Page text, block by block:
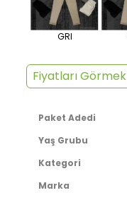
GRI
Fiyatları Görmek
Paket Adedi
Yaş Grubu
Kategori
Marka